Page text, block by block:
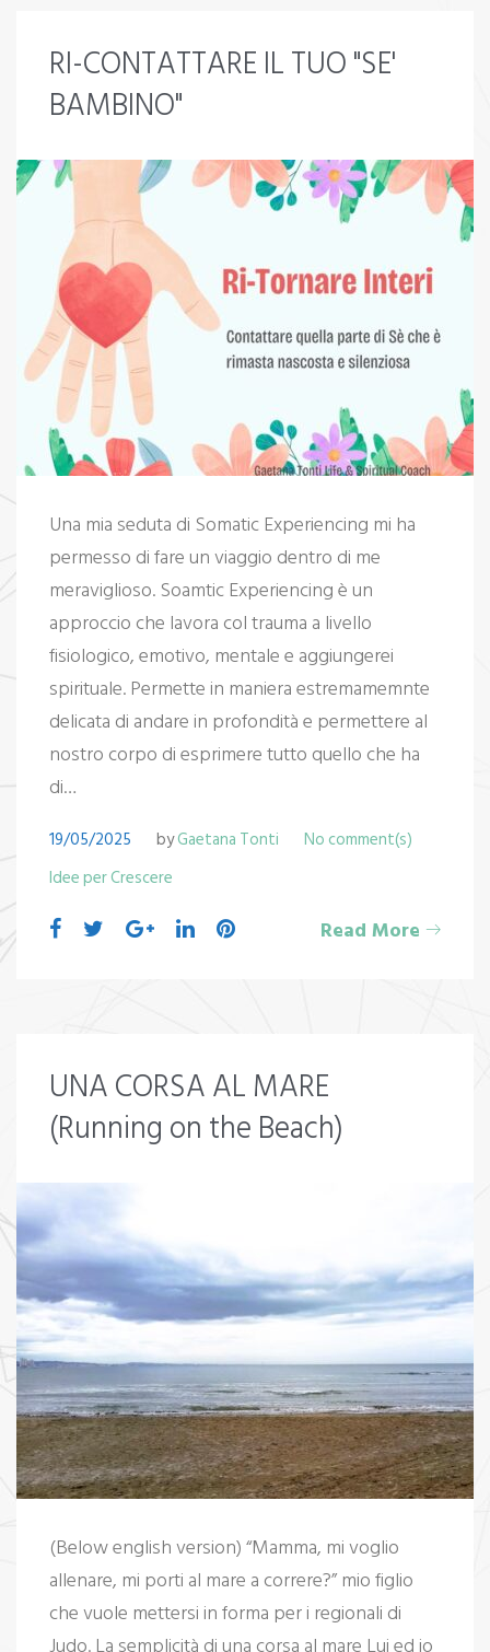
RI-CONTATTARE IL TUO "SE'
BAMBINO"
Una mia seduta di Somatic Experiencing mi ha
permesso di fare un viaggio dentro di me
meraviglioso. Soamtic Experiencing è un
approccio che lavora col trauma a livello
fisiologico, emotivo, mentale e aggiungerei
spirituale. Permette in maniera estremamemnte
delicata di andare in profondità e permettere al
nostro corpo di esprimere tutto quello che ha
di…
19/05/2025 byGaetana Tonti
No comment(s)
Idee per Crescere
Read More
UNA CORSA AL MARE
(Running on the Beach)
(Below english version) “Mamma, mi voglio
allenare, mi porti al mare a correre?” mio figlio
che vuole mettersi in forma per i regionali di